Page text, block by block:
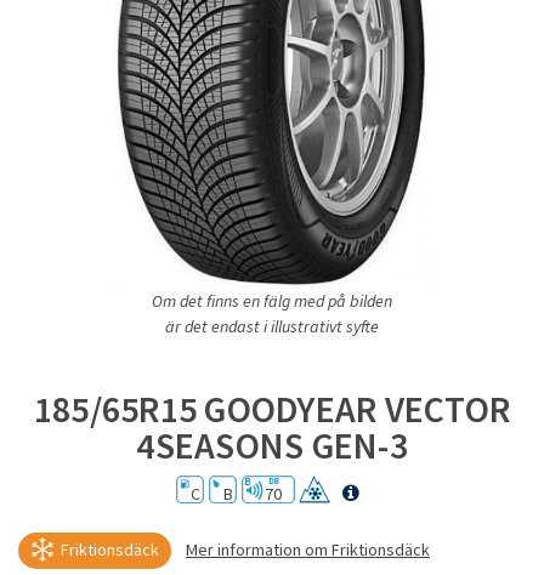
Om det finns en fälg med på bilden
är det endast i illustrativt syfte
185/65R15 GOODYEAR VECTOR
4SEASONS GEN-3
C B 70
Friktionsdäck Mer information om Friktionsdäck